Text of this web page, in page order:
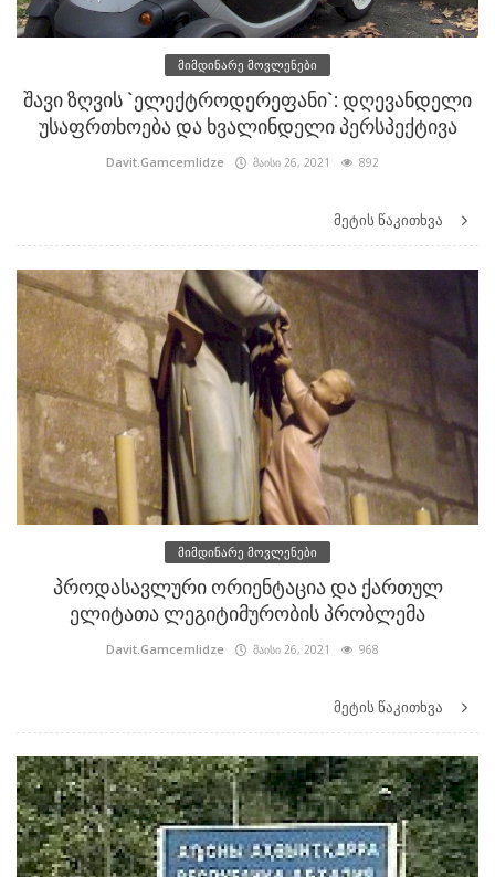
მიმდინარე მოვლენები
შავი ზღვის `ელექტროდერეფანი`: დღევანდელი
უსაფრთხოება და ხვალინდელი პერსპექტივა
Davit.Gamcemlidze მაისი 26, 2021 892
მეტის წაკითხვა
მიმდინარე მოვლენები
პროდასავლური ორიენტაცია და ქართულ
ელიტათა ლეგიტიმურობის პრობლემა
Davit.Gamcemlidze მაისი 26, 2021 968
მეტის წაკითხვა